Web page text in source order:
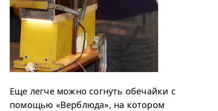
Еще легче можно согнуть обечайки с
помощью «Верблюда», на котором